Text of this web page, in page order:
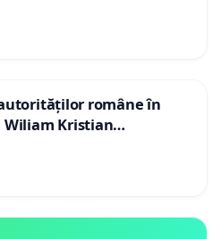
române în
Kristian
în Danemarca de